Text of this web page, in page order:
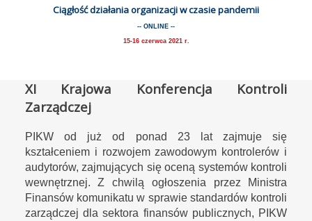
Ciągłość działania organizacji w czasie pandemii
-- ONLINE --
15-16 czerwca 2021 r.
XI Krajowa Konferencja Kontroli
Zarządczej
PIKW od już od ponad 23 lat zajmuje się
kształceniem i rozwojem zawodowym kontrolerów i
audytorów, zajmujących się oceną systemów kontroli
wewnętrznej. Z chwilą ogłoszenia przez Ministra
Finansów komunikatu w sprawie standardów kontroli
zarządczej dla sektora finansów publicznych, PIKW